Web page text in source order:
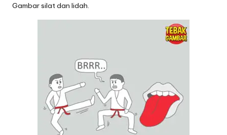
Gambar silat dan lidah.